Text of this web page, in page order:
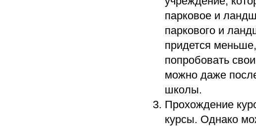
парковое и
паркового и
придется
попробовать
можно даже
школы.
Прохождение
курсы. Однако